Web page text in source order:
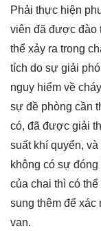
Phải thực hiện
viên đã được đào
thể xảy ra trong
tích do sự giải
nguy hiểm về
sự đề phòng cần
có, đã được giải
suất khí quyển,
không có sự
của chai thì có
sung thêm để
van.